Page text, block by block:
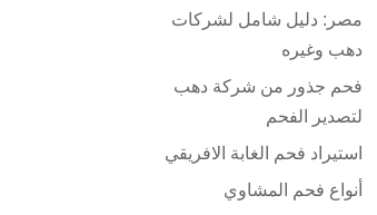
مصر: دليل شامل لشركات
دهب وغيره
فحم جذور من شركة دهب
لتصدير الفحم
استيراد فحم الغابة الافريقي
أنواع فحم المشاوي